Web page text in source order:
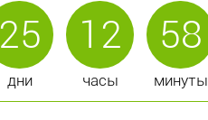
25
дни
12
часы
58
минуты